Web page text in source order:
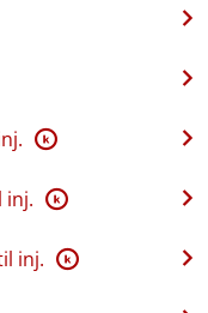
K
inj. K
inj. K